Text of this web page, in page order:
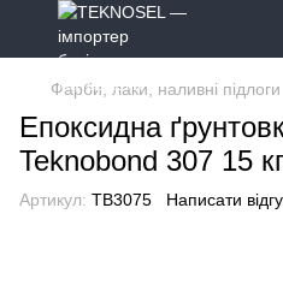
Фарби, лаки, наливні підлоги
Епоксидна
Teknobond 307 15
Артикул: TB3075 Написати